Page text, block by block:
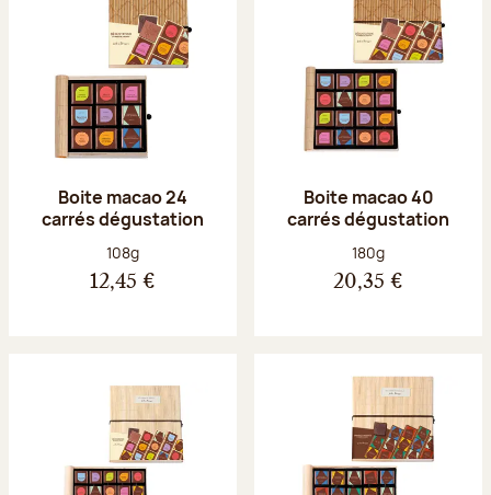
Boite macao 24
carrés dégustation
Poids net :
108g
12,45 €
Boite macao 40
carrés dégustation
Poids net :
180g
20,35 €